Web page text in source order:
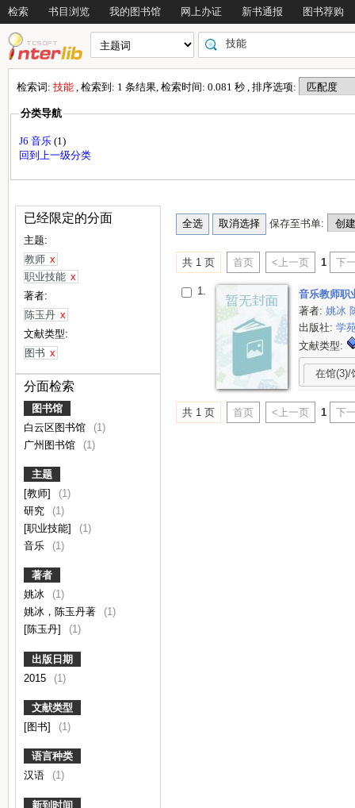
检索 书目浏览 我的图书馆 网上办证 新书通报 图书荐购
检索词: 技能 , 检索到: 1 条结果, 检索时间: 0.081 秒 , 排序选项:
分类导航
J6 音乐 (1)
回到上一级分类
已经限定的分面
主题:
教师 x
职业技能 x
著者:
陈玉丹 x
文献类型:
图书 x
分面检索
图书馆
白云区图书馆
(1)
广州图书馆
(1)
主题
[教师]
(1)
研究
(1)
[职业技能]
(1)
音乐
(1)
著者
姚冰
(1)
姚冰，陈玉丹著
(1)
[陈玉丹]
(1)
出版日期
2015
(1)
文献类型
[图书]
(1)
语言种类
汉语
(1)
新到时间
保存至书单:
共 1 页 首页 <上一页 1 下
1.
音乐教师职
著者:姚冰
出版社:学
文献类型:
在馆(3)/
共 1 页 首页 <上一页 1 下